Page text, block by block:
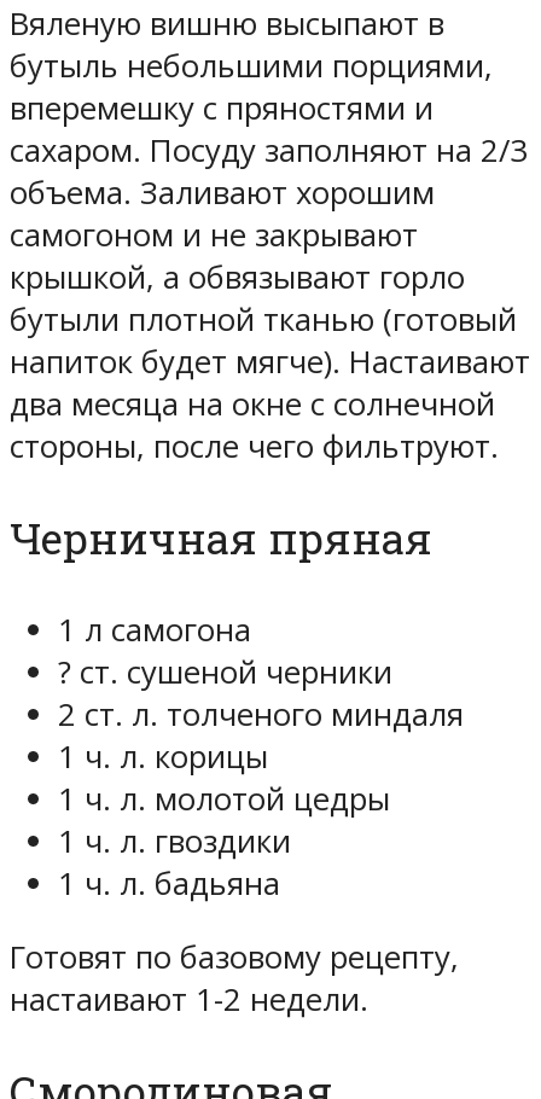
Вяленую вишню высыпают в
бутыль небольшими порциями,
вперемешку с пряностями и
сахаром. Посуду заполняют на 2/3
объема. Заливают хорошим
самогоном и не закрывают
крышкой, а обвязывают горло
бутыли плотной тканью (готовый
напиток будет мягче). Настаивают
два месяца на окне с солнечной
стороны, после чего фильтруют.
Черничная пряная
1 л самогона
? ст. сушеной черники
2 ст. л. толченого миндаля
1 ч. л. корицы
1 ч. л. молотой цедры
1 ч. л. гвоздики
1 ч. л. бадьяна
Готовят по базовому рецепту,
настаивают 1-2 недели.